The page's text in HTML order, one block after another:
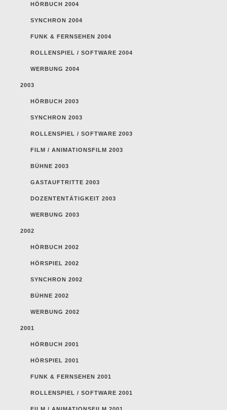
HÖRBUCH 2004
SYNCHRON 2004
FUNK & FERNSEHEN 2004
ROLLENSPIEL / SOFTWARE 2004
WERBUNG 2004
2003
HÖRBUCH 2003
SYNCHRON 2003
ROLLENSPIEL / SOFTWARE 2003
FILM / ANIMATIONSFILM 2003
BÜHNE 2003
GASTAUFTRITTE 2003
DOZENTENTÄTIGKEIT 2003
WERBUNG 2003
2002
HÖRBUCH 2002
HÖRSPIEL 2002
SYNCHRON 2002
BÜHNE 2002
WERBUNG 2002
2001
HÖRBUCH 2001
HÖRSPIEL 2001
FUNK & FERNSEHEN 2001
ROLLENSPIEL / SOFTWARE 2001